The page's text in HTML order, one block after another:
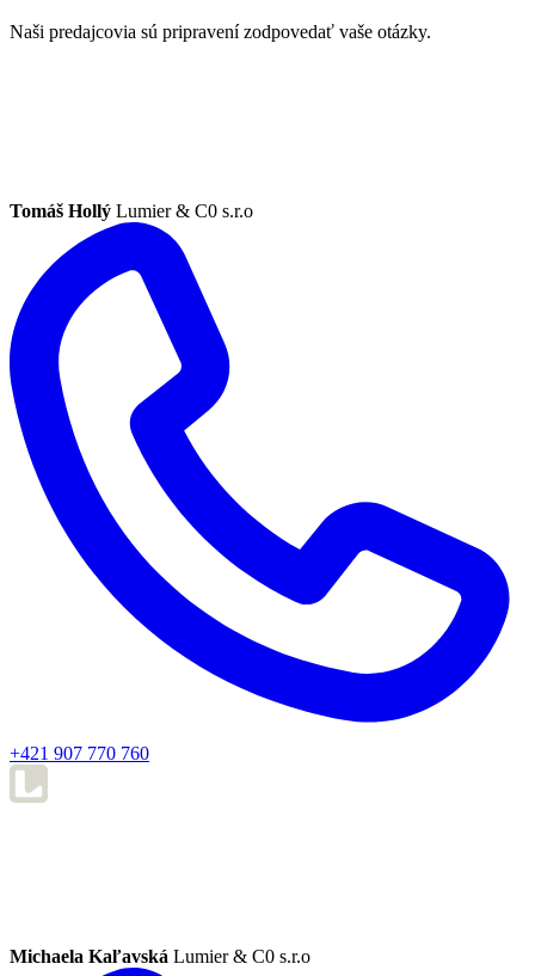
Naši predajcovia sú pripravení zodpovedať vaše otázky.
Tomáš Hollý Lumier & C0 s.r.o
+421 907 770 760
Michaela Kaľavská Lumier & C0 s.r.o